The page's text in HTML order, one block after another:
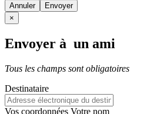
Annuler
×
Envoyer à un ami
Tous les champs sont obligatoires
Destinataire
Vos coordonnées Votre nom